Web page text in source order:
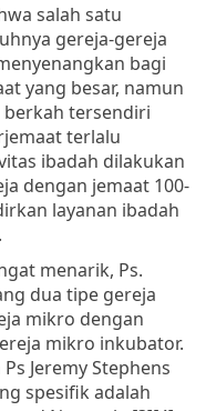
salah satu
gereja-gereja
bagi
yang besar, namun
tersendiri
terlalu
ibadah dilakukan
dengan jemaat 100-
layanan ibadah
menarik, Ps.
dua tipe gereja
mikro dengan
mikro inkubator.
Jeremy Stephens
spesifik adalah